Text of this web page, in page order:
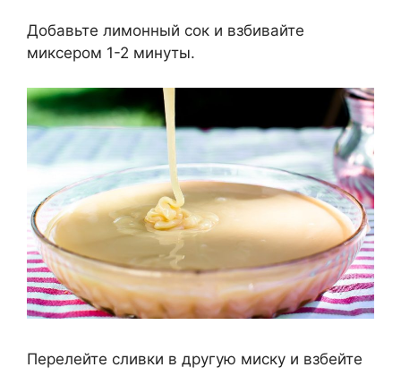
Добавьте лимонный сок и взбивайте
миксером 1-2 минуты.
Перелейте сливки в другую миску и взбейте